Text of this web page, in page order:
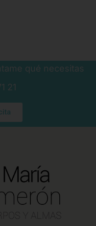
qué necesitas
21